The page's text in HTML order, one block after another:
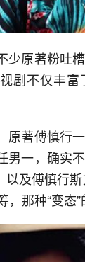
原著粉吐
剧不仅丰
著傅慎行
一，确实
及傅慎行
那种“变态